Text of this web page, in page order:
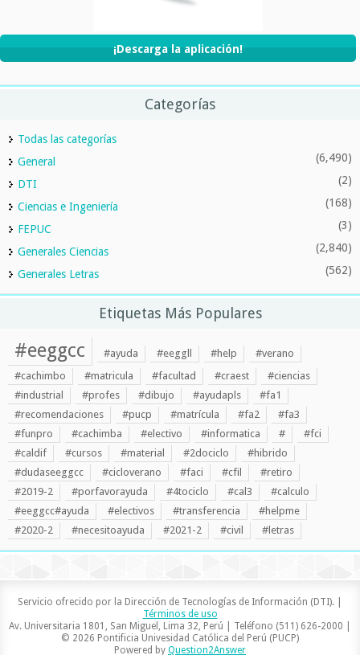
¡Descarga la aplicación!
Categorías
Todas las categorías
General
(6,490)
DTI (2)
Ciencias e Ingeniería (168)
FEPUC (3)
Generales Ciencias (2,840)
Generales Letras (562)
Etiquetas Más Populares
#eeggcc #ayuda #eeggll #help
#verano
#cachimbo
#matricula #facultad #craest
#ciencias
#industrial
#profes #dibujo #ayudapls
#fa1
#recomendaciones
#pucp #matrícula #fa2
#fa3
#funpro
#cachimba #electivo #informatica #
#fci
#caldif
#cursos #material #2dociclo
#hibrido
#dudaseeggcc
#cicloverano #faci #cfil
#retiro
#2019-2
#porfavorayuda #4tociclo #cal3
#calculo
#eeggcc#ayuda
#electivos #transferencia
#helpme
#2020-2
#necesitoayuda #2021-2 #civil #letras
Servicio ofrecido por la Dirección de Tecnologías de Información (DTI). |
Términos de uso
Av. Universitaria 1801, San Miguel, Lima 32, Perú | Teléfono (511) 626-2000 |
© 2026 Pontificia Univesidad Católica del Perú (PUCP)
Powered by Question2Answer